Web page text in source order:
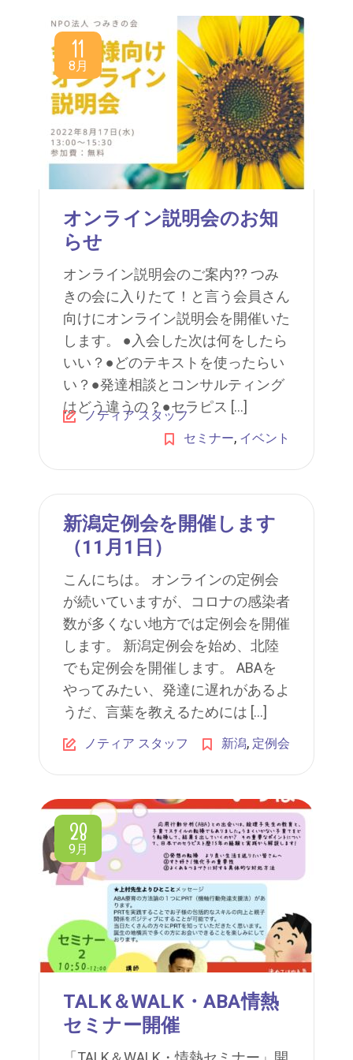
11
8月
オンライン説明会のお知
らせ
オンライン説明会のご案内?? つみ
きの会に入りたて！と言う会員さん
向けにオンライン説明会を開催いた
します。 ●入会した次は何をしたら
いい？●どのテキストを使ったらい
い？●発達相談とコンサルティング
はどう違うの？●セラピス […]
ノティア スタッフ
セミナー, イベント
新潟定例会を開催します
（11月1日）
こんにちは。 オンラインの定例会
が続いていますが、コロナの感染者
数が多くない地方では定例会を開催
します。 新潟定例会を始め、北陸
でも定例会を開催します。 ABAを
やってみたい、発達に遅れがあるよ
うだ、言葉を教えるためには […]
ノティア スタッフ 新潟, 定例会
28
9月
TALK＆WALK・ABA情熱
セミナー開催